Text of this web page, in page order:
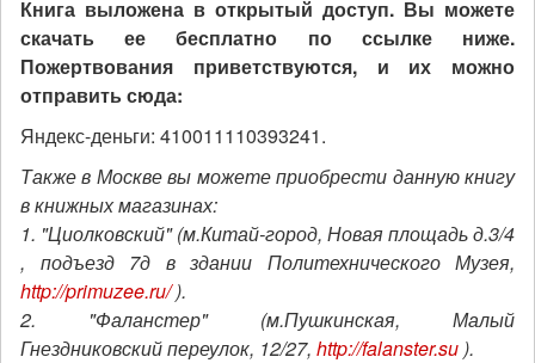
Книга выложена в открытый доступ. Вы можете
скачать ее бесплатно по ссылке ниже.
Пожертвования приветствуются, и их можно
отправить сюда:
Яндекс-деньги: 410011110393241.
Также в Москве вы можете приобрести данную книгу
в книжных магазинах:
1. "Циолковский" (м.Китай-город, Новая площадь д.3/4
, подъезд 7д в здании Политехнического Музея,
http://primuzee.ru/).
2. "Фаланстер" (м.Пушкинская, Малый
Гнездниковский переулок, 12/27, http://falanster.su ).